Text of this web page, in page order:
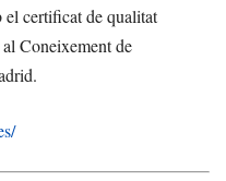
certificat de qualitat
Coneixement de